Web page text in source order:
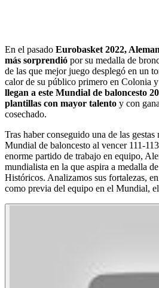
En el pasado Eurobasket 2022,
más sorprendió por su medalla de
de las que mejor juego desplegó en un
calor de su público primero en Colonia
llegan a este Mundial de baloncesto
plantillas con mayor talento y con
cosechado.
Tras haber conseguido una de las gestas
Mundial de baloncesto al vencer 111-
enorme partido de trabajo en equipo,
mundialista en la que aspira a medalla
Históricos. Analizamos sus fortalezas,
como previa del equipo en el Mundial,